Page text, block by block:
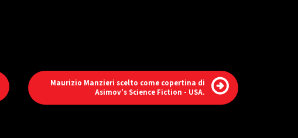
Maurizio Manzieri scelto come copertina di
Asimov's Science Fiction - USA.